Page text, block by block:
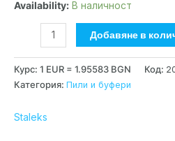
Availability: В наличност
Добавяне в
Курс: 1 EUR = 1.95583 BGN Код:
Категория: Пили и буфери
Staleks